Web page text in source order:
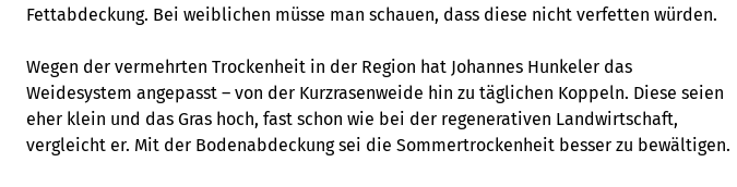
Fettabdeckung. Bei weiblichen müsse man schauen, dass diese nicht verfetten würden.
Wegen der vermehrten Trockenheit in der Region hat Johannes Hunkeler das
Weidesystem angepasst – von der Kurzrasenweide hin zu täglichen Koppeln. Diese seien
eher klein und das Gras hoch, fast schon wie bei der regenerativen Landwirtschaft,
vergleicht er. Mit der Bodenabdeckung sei die Sommertrockenheit besser zu bewältigen.